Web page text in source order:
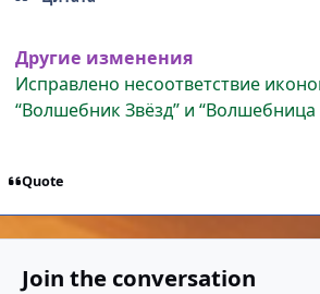
Другие изменения
Исправлено несоответствие
“Волшебник Звёзд” и “Волшебница
Quote
Join the conversation